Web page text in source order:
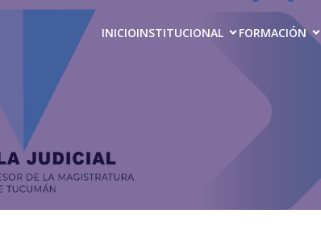
INICIOINSTITUCIONAL FORMACIÓN